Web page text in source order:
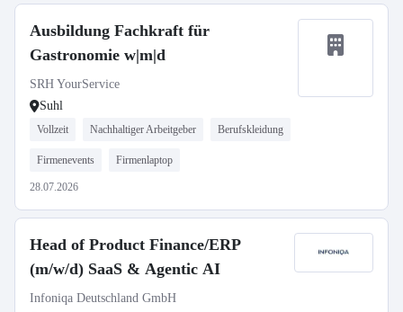
Ausbildung Fachkraft für
Gastronomie w|m|d
SRH YourService
Suhl
Vollzeit Nachhaltiger Arbeitgeber Berufskleidung
Firmenevents Firmenlaptop
28.07.2026
Head of Product Finance/ERP
(m/w/d) SaaS & Agentic AI
Infoniqa Deutschland GmbH